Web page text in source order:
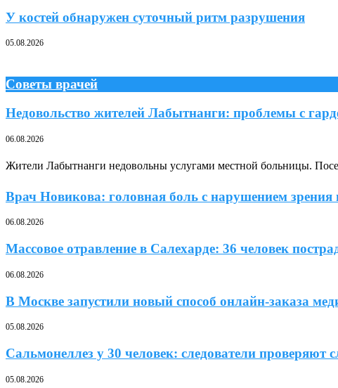
У костей обнаружен суточный ритм разрушения
05.08.2026
Советы врачей
Недовольство жителей Лабытнанги: проблемы с
06.08.2026
Жители Лабытнанги недовольны услугами местной больницы.
Врач Новикова: головная боль с нарушением зрения
06.08.2026
Массовое отравление в Салехарде: 36 человек
06.08.2026
В Москве запустили новый способ онлайн-заказа
05.08.2026
Сальмонеллез у 30 человек: следователи проверяют
05.08.2026